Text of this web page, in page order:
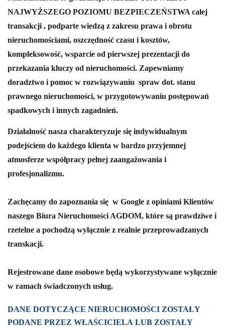
NAJWYŻSZEGO POZIOMU BEZPIECZEŃSTWA całej
transakcji , podparte wiedzą z zakresu prawa i obrotu
nieruchomościami, oszczędność czasu i kosztów,
kompleksowość, wsparcie od pierwszej prezentacji do
przekazania kluczy od nieruchomości. Zapewniamy
doradztwo i pomoc w rozwiązywaniu spraw dot. stanu
prawnego nieruchomości, w przygotowywaniu postępowań
spadkowych i innych zagadnień.
Działalność nasza charakteryzuje się indywidualnym
podejściem do każdego klienta w bardzo przyjemnej
atmosferze współpracy pełnej zaangażowania i
profesjonalizmu.
Zachęcamy do zapoznania się w Google z opiniami Klientów
naszego Biura Nieruchomości AGDOM, które są prawdziwe i
rzetelne a pochodzą wyłącznie z realnie przeprowadzanych
transkacji.
Rejestrowane dane osobowe będą wykorzystywane wyłącznie
w ramach świadczonych usług.
DANE DOTYCZĄCE NIERUCHOMOŚCI ZOSTAŁY
PODANE PRZEZ WŁAŚCICIELA LUB ZOSTAŁY